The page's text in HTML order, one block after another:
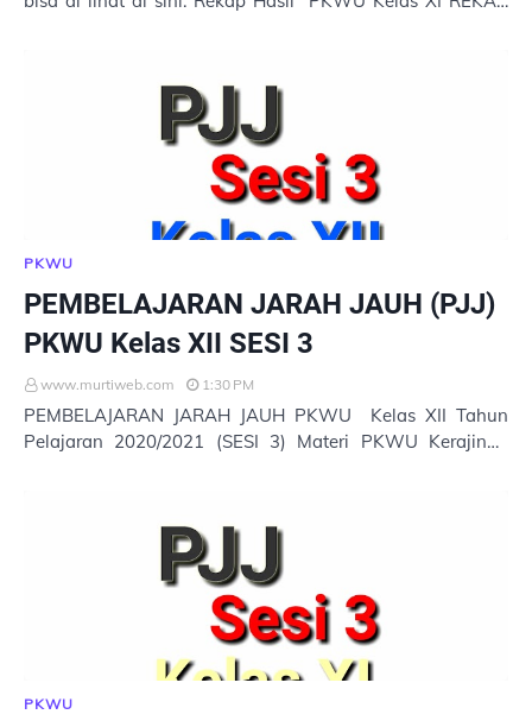
PKWU
PEMBELAJARAN JARAH JAUH (PJJ)
PKWU Kelas XII SESI 3
www.murtiweb.com 1:30 PM
PEMBELAJARAN JARAH JAUH PKWU Kelas XII Tahun
Pelajaran 2020/2021 (SESI 3) Materi PKWU Kerajinan
PKWU